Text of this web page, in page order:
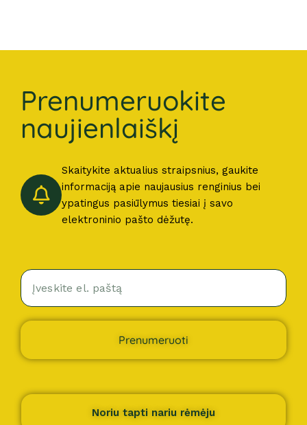
Prenumeruokite
naujienlaiškį
Skaitykite aktualius straipsnius, gaukite
informaciją apie naujausius renginius bei
ypatingus pasiūlymus tiesiai į savo
elektroninio pašto dėžutę.
Prenumeruoti
Noriu tapti nariu rėmėju